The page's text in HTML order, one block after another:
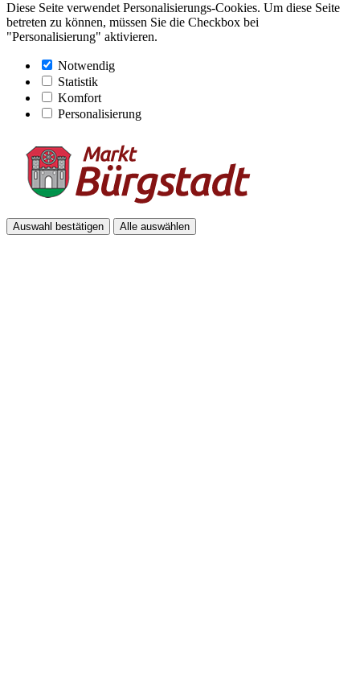
Diese Seite verwendet Personalisierungs-Cookies. Um diese Seite
betreten zu können, müssen Sie die Checkbox bei
"Personalisierung" aktivieren.
Notwendig
Statistik
Komfort
Personalisierung
Auswahl bestätigen Alle auswählen